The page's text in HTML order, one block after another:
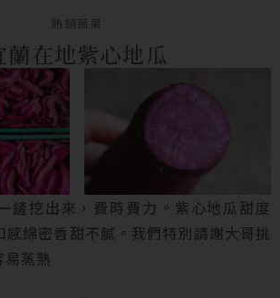
熱銷蔬果
蘭在地紫心地瓜
鏟挖出來，費時費力。紫心地瓜甜度
感綿密香甜不膩。我們特別請謝大哥挑
易蒸熟